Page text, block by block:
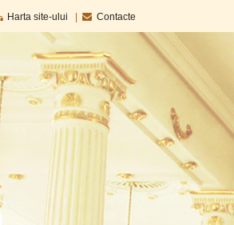
Harta site-ului Contacte